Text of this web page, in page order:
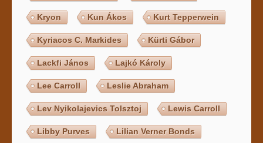
Kryon Kun Ákos Kurt Tepperwein
Kyriacos C. Markides Kürti Gábor
Lackfi János Lajkó Károly
Lee Carroll Leslie Abraham
Lev Nyikolajevics Tolsztoj Lewis Carroll
Libby Purves Lilian Verner Bonds